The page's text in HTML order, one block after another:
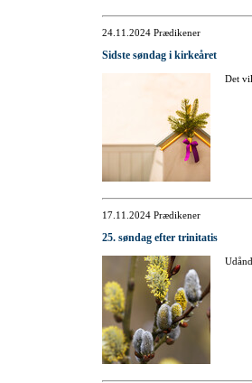
24.11.2024 Prædikener
Sidste søndag i kirkeåret
Det
17.11.2024 Prædikener
25. søndag efter trinitatis